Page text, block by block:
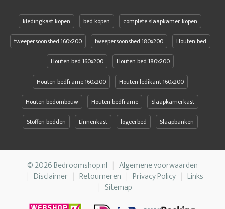
kledingkast kopen bed kopen
complete slaapkamer kopen
tweepersoonsbed 160x200
tweepersoonsbed 180x200
Houten bed
Houten bed 160x200
Houten bed 180x200
Houten bedframe 160x200
Houten ledikant 160x200
Houten bedombouw
Houten bedframe
Slaapkamerkast
Stoffen bedden
Linnenkast logeerbed Slaapbanken
© 2026 Bedroomshop.nl
Algemene voorwaarden
Disclaimer
Retourneren Privacy Policy
Links
Sitemap